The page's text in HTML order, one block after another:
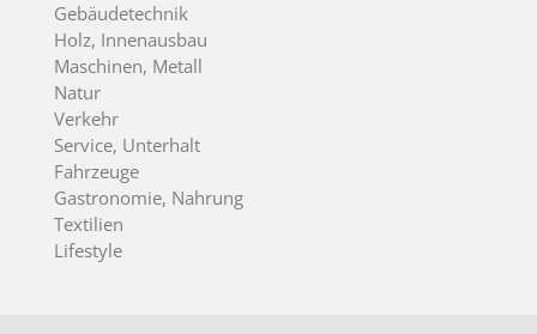
Gebäudetechnik
Holz, Innenausbau
Maschinen, Metall
Natur
Verkehr
Service, Unterhalt
Fahrzeuge
Gastronomie, Nahrung
Textilien
Lifestyle